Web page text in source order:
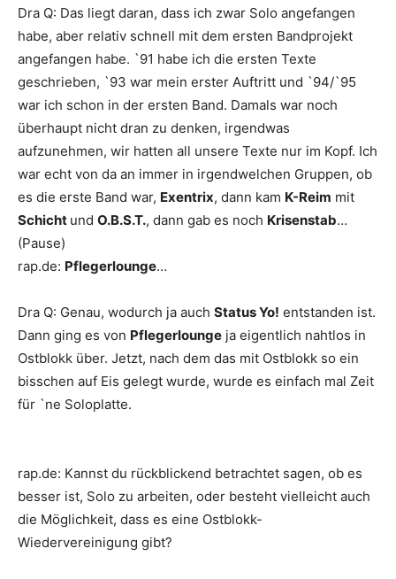
Dra Q: Das liegt daran, dass ich zwar Solo angefangen
habe, aber relativ schnell mit dem ersten Bandprojekt
angefangen habe. `91 habe ich die ersten Texte
geschrieben, `93 war mein erster Auftritt und `94/`95
war ich schon in der ersten Band. Damals war noch
überhaupt nicht dran zu denken, irgendwas
aufzunehmen, wir hatten all unsere Texte nur im Kopf. Ich
war echt von da an immer in irgendwelchen Gruppen, ob
es die erste Band war, Exentrix, dann kam K-Reim mit
Schicht und O.B.S.T., dann gab es noch Krisenstab…
(Pause)
rap.de: Pflegerlounge…
Dra Q: Genau, wodurch ja auch Status Yo! entstanden ist.
Dann ging es von Pflegerlounge ja eigentlich nahtlos in
Ostblokk über. Jetzt, nach dem das mit Ostblokk so ein
bisschen auf Eis gelegt wurde, wurde es einfach mal Zeit
für `ne Soloplatte.
rap.de: Kannst du rückblickend betrachtet sagen, ob es
besser ist, Solo zu arbeiten, oder besteht vielleicht auch
die Möglichkeit, dass es eine Ostblokk-
Wiedervereinigung gibt?